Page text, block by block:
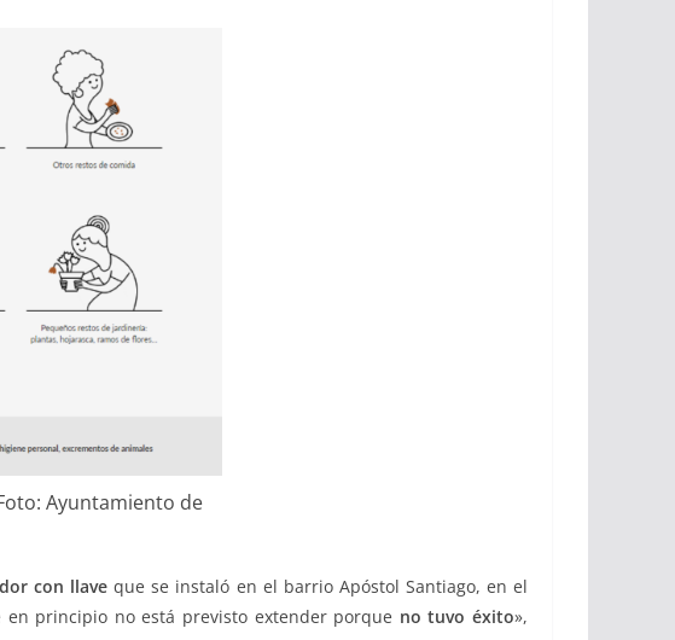
Ayuntamiento de
con llave que se instaló en el barrio Apóstol Santiago, en el
principio no está previsto extender porque no tuvo éxito»,